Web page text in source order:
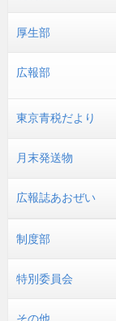
厚生部
広報部
東京青税だより
月末発送物
広報誌あおぜい
制度部
特別委員会